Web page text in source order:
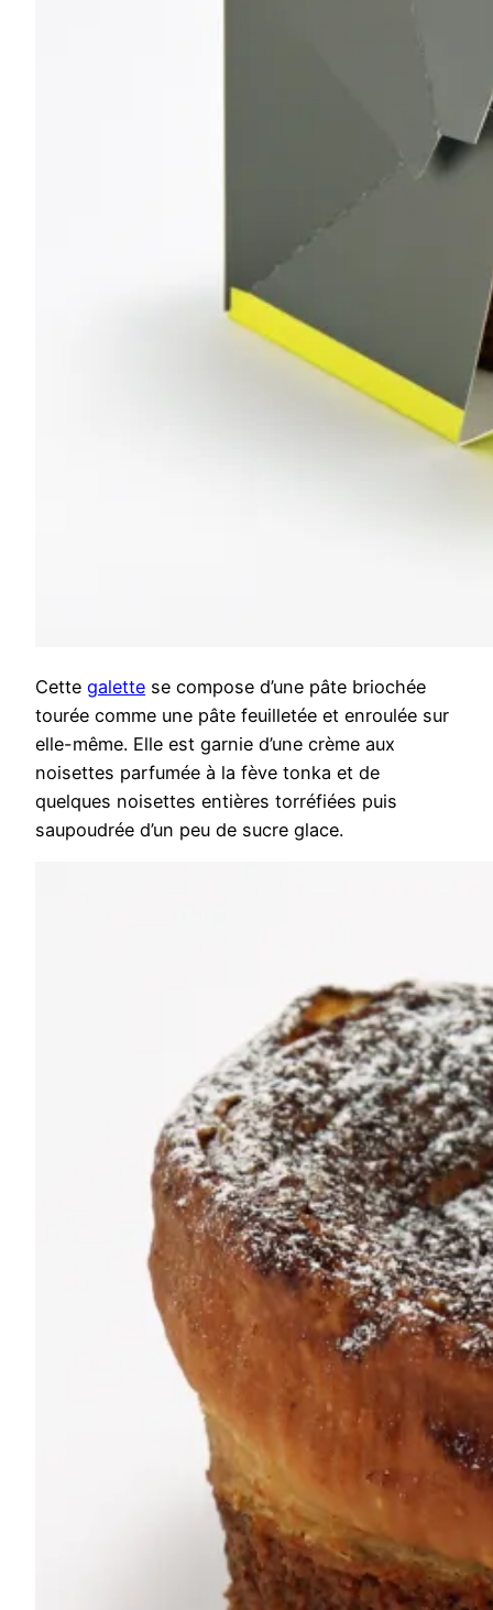
Cette galette se compose d’une pâte briochée
tourée comme une pâte feuilletée et enroulée sur
elle-même. Elle est garnie d’une crème aux
noisettes parfumée à la fève tonka et de
quelques noisettes entières torréfiées puis
saupoudrée d’un peu de sucre glace.